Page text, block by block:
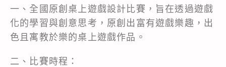
一、全國原創桌上遊戲設計比賽，旨在透過遊戲
化的學習與創意思考，原創出富有遊戲樂趣，出
色且寓教於樂的桌上遊戲作品。
二、比賽時程：